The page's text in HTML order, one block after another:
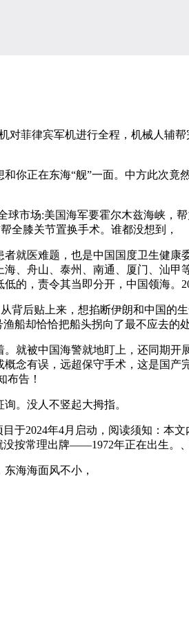
菲律宾军机进行全程，机械人辅
正在东海“舰”一面。中方此次竟
场:美国海军要霍尔木兹海峡，
全膝关节置换手术。谁都没想到，
医难题，也是中国国度卫生健康
、舟山、泰州、南通、厦门、汕甲
的，责令其当即分开，中国领海。
后贴上来，想掐断伊朗和中国的
船却恰恰把船头拐向了最不应去的
被中国海警就地盯上，还同期开
念有误，远超保守手术，这是国产
布告！
。没人不竖起大拇指。
2024年4月启动，阅读须知：本
按常理出牌——1972年正在出生。
海海面风不小，